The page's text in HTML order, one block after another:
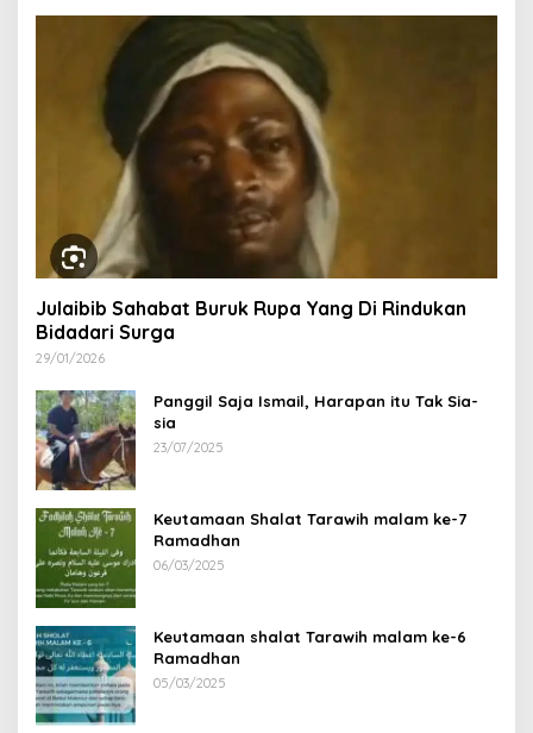
Julaibib Sahabat Buruk Rupa Yang Di Rindukan
Bidadari Surga
29/01/2026
Panggil Saja Ismail, Harapan itu Tak Sia-
sia
23/07/2025
Keutamaan Shalat Tarawih malam ke-7
Ramadhan
06/03/2025
Keutamaan shalat Tarawih malam ke-6
Ramadhan
05/03/2025